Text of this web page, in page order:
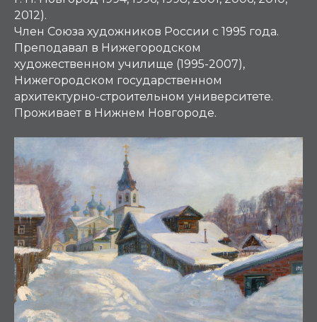
2012).
Член Союза художников России с 1995 года.
Преподавал в Нижегородском
художественном училище (1995-2007),
Нижегородском государственном
архитектурно-строительном университете.
Проживает в Нижнем Новгороде.